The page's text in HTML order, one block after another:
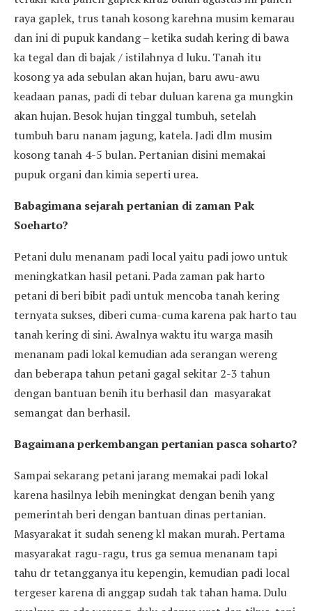
raya gaplek, trus tanah kosong karehna musim kemarau
dan ini di pupuk kandang – ketika sudah kering di bawa
ka tegal dan di bajak / istilahnya d luku. Tanah itu
kosong ya ada sebulan akan hujan, baru awu-awu
keadaan panas, padi di tebar duluan karena ga mungkin
akan hujan. Besok hujan tinggal tumbuh, setelah
tumbuh baru nanam jagung, katela. Jadi dlm musim
kosong tanah 4-5 bulan. Pertanian disini memakai
pupuk organi dan kimia seperti urea.
Babagimana sejarah pertanian di zaman Pak
Soeharto?
Petani dulu menanam padi local yaitu padi jowo untuk
meningkatkan hasil petani. Pada zaman pak harto
petani di beri bibit padi untuk mencoba tanah kering
ternyata sukses, diberi cuma-cuma karena pak harto tau
tanah kering di sini. Awalnya waktu itu warga masih
menanam padi lokal kemudian ada serangan wereng
dan beberapa tahun petani gagal sekitar 2-3 tahun
dengan bantuan benih itu berhasil dan masyarakat
semangat dan berhasil.
Bagaimana perkembangan pertanian pasca soharto?
Sampai sekarang petani jarang memakai padi lokal
karena hasilnya lebih meningkat dengan benih yang
pemerintah beri dengan bantuan dinas pertanian.
Masyarakat it sudah seneng kl makan murah. Pertama
masyarakat ragu-ragu, trus ga semua menanam tapi
tahu dr tetangganya itu kepengin, kemudian padi local
tergeser karena di anggap sudah tak tahan hama. Dulu